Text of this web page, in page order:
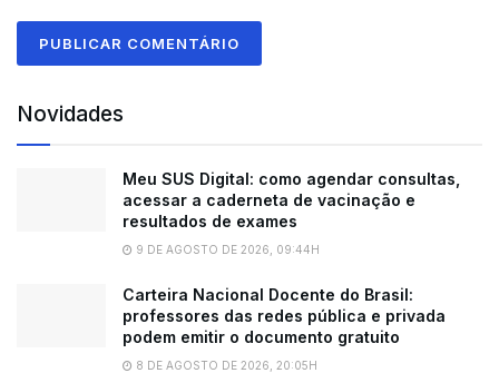
Novidades
Meu SUS Digital: como agendar consultas,
acessar a caderneta de vacinação e
resultados de exames
9 DE AGOSTO DE 2026, 09:44H
Carteira Nacional Docente do Brasil:
professores das redes pública e privada
podem emitir o documento gratuito
8 DE AGOSTO DE 2026, 20:05H